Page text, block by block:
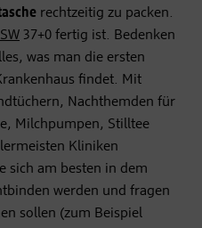
rechtzeitig zu packen.
37+0 fertig ist. Bedenken
was man die ersten
findet. Mit
Nachthemden für
Milchpumpen, Stilltee
Kliniken
sich am besten in dem
werden und fragen
sollen (zum Beispiel